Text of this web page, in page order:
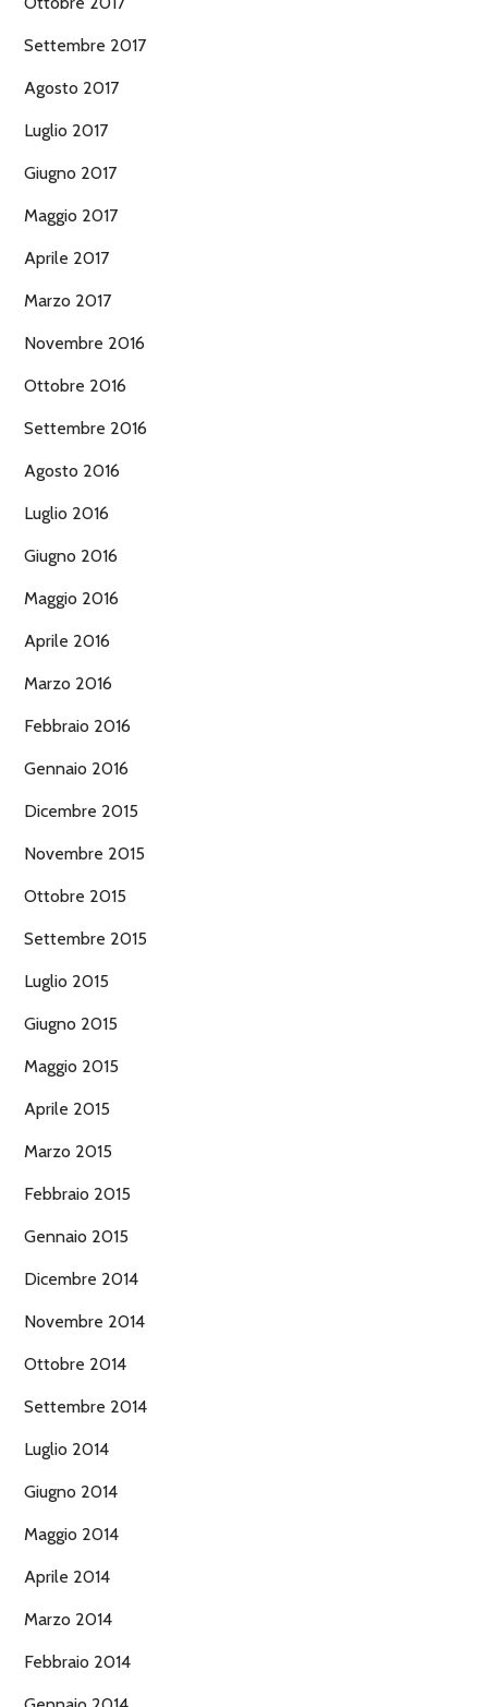
Settembre 2017
Agosto 2017
Luglio 2017
Giugno 2017
Maggio 2017
Aprile 2017
Marzo 2017
Novembre 2016
Ottobre 2016
Settembre 2016
Agosto 2016
Luglio 2016
Giugno 2016
Maggio 2016
Aprile 2016
Marzo 2016
Febbraio 2016
Gennaio 2016
Dicembre 2015
Novembre 2015
Ottobre 2015
Settembre 2015
Luglio 2015
Giugno 2015
Maggio 2015
Aprile 2015
Marzo 2015
Febbraio 2015
Gennaio 2015
Dicembre 2014
Novembre 2014
Ottobre 2014
Settembre 2014
Luglio 2014
Giugno 2014
Maggio 2014
Aprile 2014
Marzo 2014
Febbraio 2014